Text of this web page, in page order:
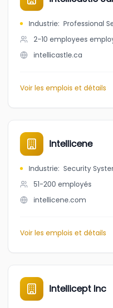
Industrie: Professional
2-10 employees
intellicastle.ca
Voir les emplois et détails
Intellicene
Industrie: Security
51-200 employés
intellicene.com
Voir les emplois et détails
Intellicept Inc